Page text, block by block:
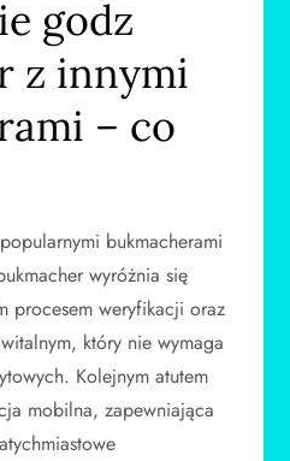
godz
z innymi
– co
bukmacherami
wyróżnia się
procesem weryfikacji oraz
który nie wymaga
Kolejnym atutem
mobilna, zapewniająca